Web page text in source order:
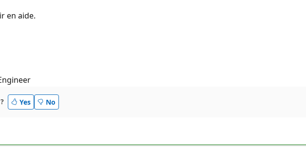
en aide.
Yes No